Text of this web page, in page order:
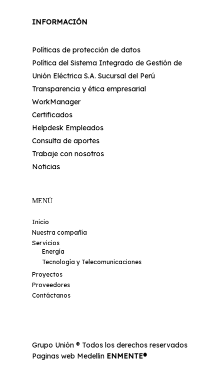
INFORMACIÓN
Políticas de protección de datos
Política del Sistema Integrado de Gestión de
Unión Eléctrica S.A. Sucursal del Perú
Transparencia y ética empresarial
WorkManager
Certificados
Helpdesk Empleados
Consulta de aportes
Trabaje con nosotros
Noticias
MENÚ
Inicio
Nuestra compañía
Servicios
Energía
Tecnología y Telecomunicaciones
Proyectos
Proveedores
Contáctanos
Grupo Unión ® Todos los derechos reservados
Paginas web Medellin ENMENTE®